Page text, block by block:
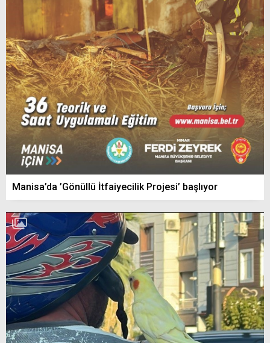
Manisa’da ’Gönüllü İtfaiyecilik Projesi’ başlıyor